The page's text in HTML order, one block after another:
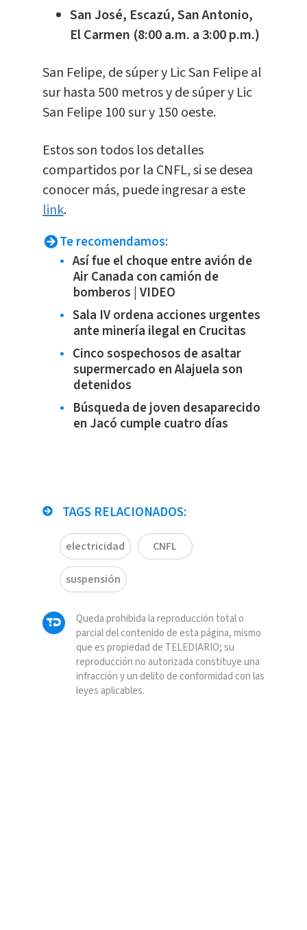
San José, Escazú, San Antonio,
El Carmen (8:00 a.m. a 3:00 p.m.)
San Felipe, de súper y Lic San Felipe al
sur hasta 500 metros y de súper y Lic
San Felipe 100 sur y 150 oeste.
Estos son todos los detalles
compartidos por la CNFL, si se desea
conocer más, puede ingresar a este
link.
Te recomendamos:
Así fue el choque entre avión de
Air Canada con camión de
bomberos | VIDEO
Sala IV ordena acciones urgentes
ante minería ilegal en Crucitas
Cinco sospechosos de asaltar
supermercado en Alajuela son
detenidos
Búsqueda de joven desaparecido
en Jacó cumple cuatro días
TAGS RELACIONADOS:
electricidad CNFL
suspensión
Queda prohibida la reproducción total o
parcial del contenido de esta página, mismo
que es propiedad de TELEDIARIO; su
reproducción no autorizada constituye una
infracción y un delito de conformidad con las
leyes aplicables.